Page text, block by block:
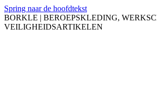
Spring naar de hoofdtekst
BORKLE | BEROEPSKLEDING,
VEILIGHEIDSARTIKELEN